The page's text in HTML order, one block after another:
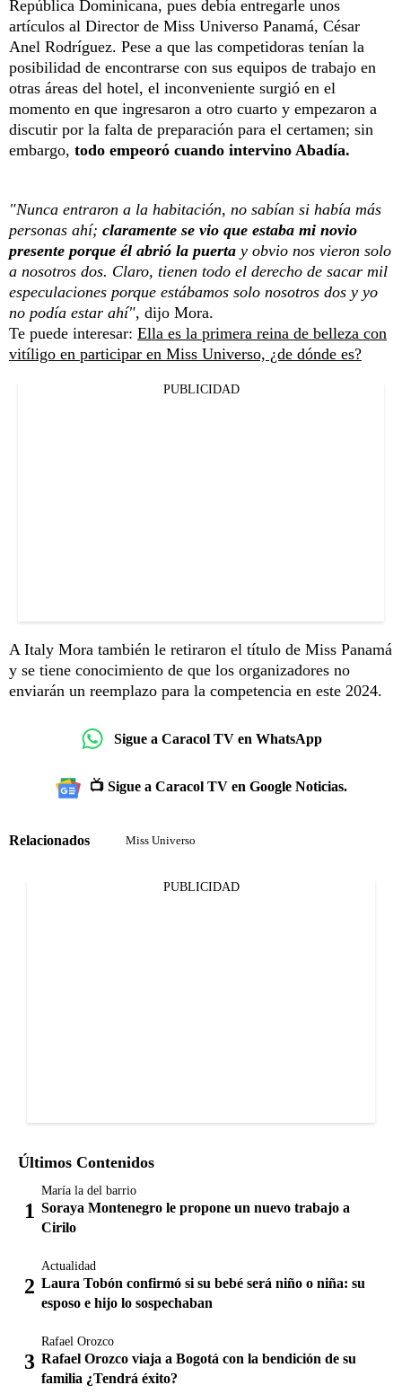
República Dominicana, pues debía entregarle unos
artículos al Director de Miss Universo Panamá, César
Anel Rodríguez. Pese a que las competidoras tenían la
posibilidad de encontrarse con sus equipos de trabajo en
otras áreas del hotel, el inconveniente surgió en el
momento en que ingresaron a otro cuarto y empezaron a
discutir por la falta de preparación para el certamen; sin
embargo, todo empeoró cuando intervino Abadía.
"Nunca entraron a la habitación, no sabían si había más
personas ahí; claramente se vio que estaba mi novio
presente porque él abrió la puerta y obvio nos vieron solo
a nosotros dos. Claro, tienen todo el derecho de sacar mil
especulaciones porque estábamos solo nosotros dos y yo
no podía estar ahí", dijo Mora.
Te puede interesar: Ella es la primera reina de belleza con
vitíligo en participar en Miss Universo, ¿de dónde es?
PUBLICIDAD
A Italy Mora también le retiraron el título de Miss Panamá
y se tiene conocimiento de que los organizadores no
enviarán un reemplazo para la competencia en este 2024.
Sigue a Caracol TV en WhatsApp
📺 Sigue a Caracol TV en Google Noticias.
Relacionados Miss Universo
PUBLICIDAD
Últimos Contenidos
María la del barrio
Soraya Montenegro le propone un nuevo trabajo a
Cirilo
Actualidad
Laura Tobón confirmó si su bebé será niño o niña: su
esposo e hijo lo sospechaban
Rafael Orozco
Rafael Orozco viaja a Bogotá con la bendición de su
familia ¿Tendrá éxito?